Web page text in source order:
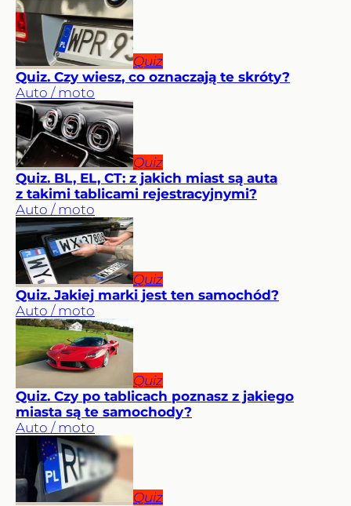
Quiz
Quiz. Czy wiesz, co oznaczają te skróty?
Auto / moto
Quiz
Quiz. BL, EL, CT: z jakich miast są auta
z takimi tablicami rejestracyjnymi?
Auto / moto
Quiz
Quiz. Jakiej marki jest ten samochód?
Auto / moto
Quiz
Quiz. Czy po tablicach poznasz z jakiego
miasta są te samochody?
Auto / moto
Quiz